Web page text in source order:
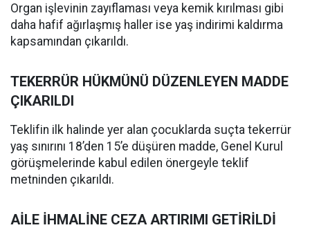
Organ işlevinin zayıflaması veya kemik kırılması gibi
daha hafif ağırlaşmış haller ise yaş indirimi kaldırma
kapsamından çıkarıldı.
TEKERRÜR HÜKMÜNÜ DÜZENLEYEN MADDE
ÇIKARILDI
Teklifin ilk halinde yer alan çocuklarda suçta tekerrür
yaş sınırını 18’den 15’e düşüren madde, Genel Kurul
görüşmelerinde kabul edilen önergeyle teklif
metninden çıkarıldı.
AİLE İHMALİNE CEZA ARTIRIMI GETİRİLDİ